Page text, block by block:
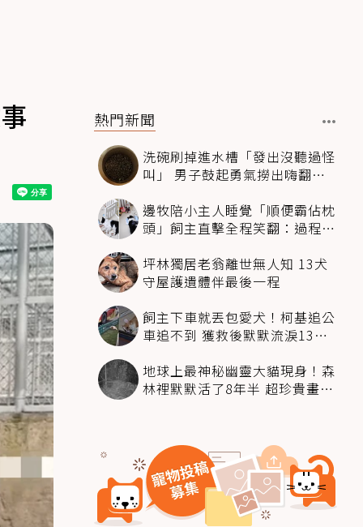
熱門新聞
洗碗刷掉進水槽「發出沒聽過怪
叫」 男子鼓起勇氣撈出嗨翻：
邊牧陪小主人睡覺「順便霸佔枕
頭」飼主直擊全程笑翻：過程絲
坪林獨居老翁離世無人知 13犬
守屋護遺體伴最後一程
飼主下車就丟包愛犬！柯基追公
車追不到 獲救後默默流淚13萬
地球上最神秘幽靈大貓現身！森
林裡默默活了8年半 超珍貴畫面